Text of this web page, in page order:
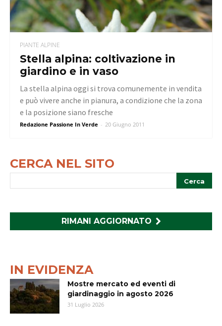
PIANTE ALPINE
Stella alpina: coltivazione in
giardino e in vaso
Redazione Passione In Verde - 20 Giugno 2011
La stella alpina oggi si trova comunemente in vendita
e può vivere anche in pianura, a condizione che la zona
e la posizione siano fresche
CERCA NEL SITO
RIMANI AGGIORNATO
IN EVIDENZA
Mostre mercato ed eventi di
giardinaggio in agosto 2026
31 Luglio 2026